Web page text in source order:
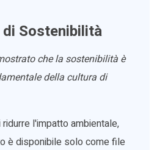
Sostenibilità
che la sostenibilità è
della cultura di
l'impatto ambientale,
è disponibile solo come file